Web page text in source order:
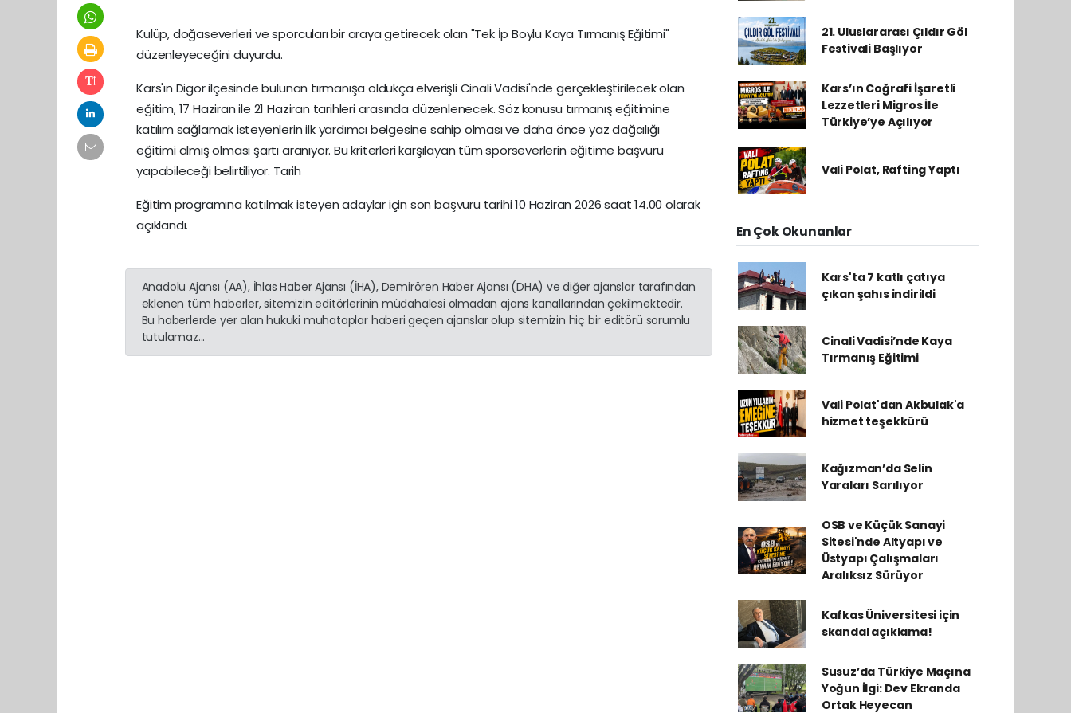
Kulüp, doğaseverleri ve sporcuları bir araya getirecek olan "Tek İp Boylu Kaya Tırmanış Eğitimi"
düzenleyeceğini duyurdu.
Kars'ın Digor ilçesinde bulunan tırmanışa oldukça elverişli Cinali Vadisi'nde gerçekleştirilecek olan
eğitim, 17 Haziran ile 21 Haziran tarihleri arasında düzenlenecek. Söz konusu tırmanış eğitimine
katılım sağlamak isteyenlerin ilk yardımcı belgesine sahip olması ve daha önce yaz dağcılığı
eğitimi almış olması şartı aranıyor. Bu kriterleri karşılayan tüm sporseverlerin eğitime başvuru
yapabileceği belirtiliyor. Tarih
Eğitim programına katılmak isteyen adaylar için son başvuru tarihi 10 Haziran 2026 saat 14.00 olarak
açıklandı.
Anadolu Ajansı (AA), İhlas Haber Ajansı (İHA), Demirören Haber Ajansı (DHA) ve diğer ajanslar tarafından
eklenen tüm haberler, sitemizin editörlerinin müdahalesi olmadan ajans kanallarından çekilmektedir.
Bu haberlerde yer alan hukuki muhataplar haberi geçen ajanslar olup sitemizin hiç bir editörü sorumlu
tutulamaz...
21. Uluslararası Çıldır Göl
Festivali Başlıyor
Kars’ın Coğrafi İşaretli
Lezzetleri Migros İle
Türkiye’ye Açılıyor
Vali Polat, Rafting Yaptı
En Çok Okunanlar
Kars'ta 7 katlı çatıya
çıkan şahıs indirildi
Cinali Vadisi’nde Kaya
Tırmanış Eğitimi
Vali Polat'dan Akbulak'a
hizmet teşekkürü
Kağızman’da Selin
Yaraları Sarılıyor
OSB ve Küçük Sanayi
Sitesi'nde Altyapı ve
Üstyapı Çalışmaları
Aralıksız Sürüyor
Kafkas Üniversitesi için
skandal açıklama!
Susuz’da Türkiye Maçına
Yoğun İlgi: Dev Ekranda
Ortak Heyecan